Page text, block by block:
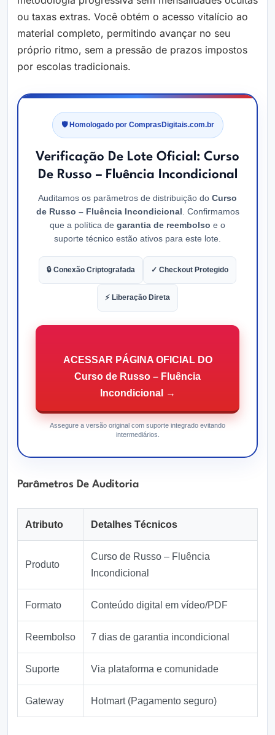
ou taxas extras. Você obtém o acesso vitalício ao
material completo, permitindo avançar no seu
próprio ritmo, sem a pressão de prazos impostos
por escolas tradicionais.
🛡️ Homologado por ComprasDigitais.com.br
Verificação De Lote Oficial: Curso
De Russo – Fluência Incondicional
Auditamos os parâmetros de distribuição do Curso
de Russo – Fluência Incondicional . Confirmamos
que a política de garantia de reembolso e o
suporte técnico estão ativos para este lote.
🔒 Conexão Criptografada ✓ Checkout Protegido
⚡ Liberação Direta
ACESSAR PÁGINA OFICIAL DO
Curso de Russo – Fluência
Incondicional →
Assegure a versão original com suporte integrado evitando
intermediários.
Parâmetros De Auditoria
Atributo Detalhes Técnicos
Produto
Curso de Russo – Fluência
Incondicional
Formato Conteúdo digital em vídeo/PDF
Reembolso 7 dias de garantia incondicional
Suporte Via plataforma e comunidade
Gateway Hotmart (Pagamento seguro)